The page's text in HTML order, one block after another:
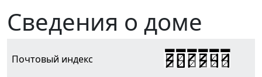
Сведения о доме
Почтовый индекс 307341